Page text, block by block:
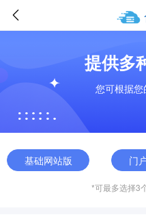
提供多
您可根据
基础网站版 门
*可最多选择3